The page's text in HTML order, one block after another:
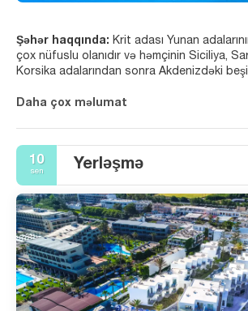
Şəhər haqqında: Krit adası Yunan
çox nüfuslu olanıdır və həmçinin Siciliya,
Korsika adalarından sonra Akdenizdəki
qoruyur.
Krit, Yunanıstanda ən populyar tətil
Turistlərin maraqlarını çəkən yerlər
mədəniyyətinin arxeoloji yerləri, Venedik
Kaniya şəhəri və limanı, Retimno
Samariya darıxdı, Khrisi, Elafonisi,
adaları və Vai Palm Plajı daxildir, bu da
təbii palm meşəsidir.
Daha çox məlumat
10
sen Yerləşmə